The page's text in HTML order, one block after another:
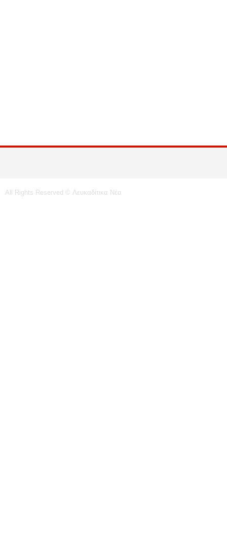
All Rights Reserved © Λευκαδίτικα Νέα